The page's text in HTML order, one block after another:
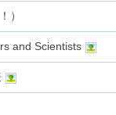
）
and Scientists